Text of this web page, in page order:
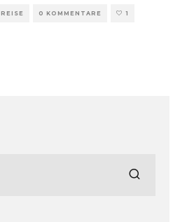
REISE 0 KOMMENTARE 1